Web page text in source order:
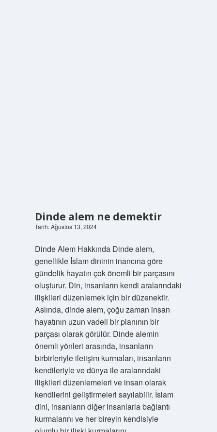
Dinde alem ne demektir
Tarih: Ağustos 13, 2024
Dinde Alem Hakkında Dinde alem,
genellikle İslam dininin inancına göre
gündelik hayatın çok önemli bir parçasını
oluşturur. Din, insanların kendi aralarındaki
ilişkileri düzenlemek için bir düzenektir.
Aslında, dinde alem, çoğu zaman insan
hayatının uzun vadeli bir planının bir
parçası olarak görülür. Dinde alemin
önemli yönleri arasında, insanların
birbirleriyle iletişim kurmaları, insanların
kendileriyle ve dünya ile aralarındaki
ilişkileri düzenlemeleri ve insan olarak
kendilerini geliştirmeleri sayılabilir. İslam
dini, insanların diğer insanlarla bağlantı
kurmalarını ve her bireyin kendisiyle